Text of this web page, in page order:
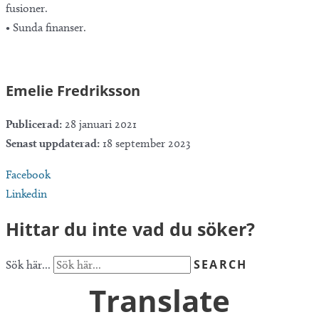
fusioner.
• Sunda finanser.
Emelie Fredriksson
Publicerad: 28 januari 2021
Senast uppdaterad: 18 september 2023
Facebook
Linkedin
Hittar du inte vad du söker?
Sök här... SEARCH
Translate